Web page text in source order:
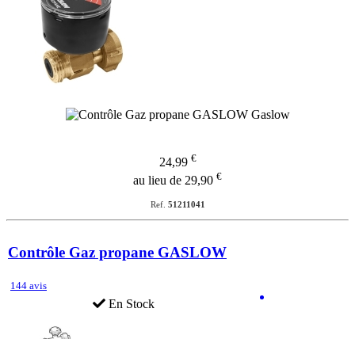
24,99 €
au lieu de 29,90 €
Ref. 51211041
Contrôle Gaz propane GASLOW
144 avis
En Stock